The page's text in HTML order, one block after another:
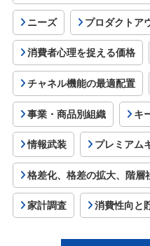
ニーズ プロダクトア
消費者心理を捉える価格
チャネル機能の最適配置
事業・商品別組織 キ
情報武装 プレミアム
格差化、格差の拡大、階層
家計調査 消費性向と